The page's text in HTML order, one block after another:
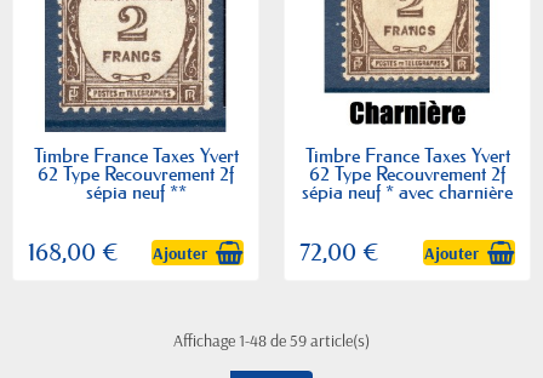
Timbre France Taxes Yvert
62 Type Recouvrement 2f
sépia neuf **
168,00 € Ajouter
Timbre France Taxes Yvert
62 Type Recouvrement 2f
sépia neuf * avec charnière
72,00 € Ajouter
Affichage 1-48 de 59 article(s)